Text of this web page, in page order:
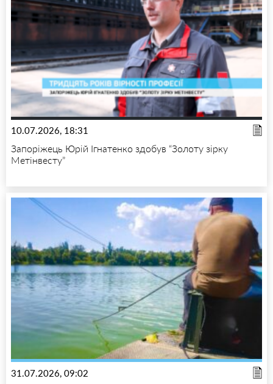
10.07.2026, 18:31
Запоріжець Юрій Ігнатенко здобув “Золоту зірку
Метінвесту”
31.07.2026, 09:02